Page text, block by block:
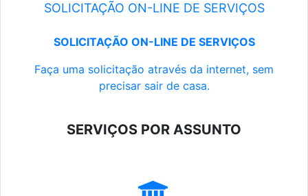
SOLICITAÇÃO ON-LINE DE SERVIÇOS
SOLICITAÇÃO ON-LINE DE SERVIÇOS
Faça uma solicitação através da internet, sem
precisar sair de casa.
SERVIÇOS POR ASSUNTO